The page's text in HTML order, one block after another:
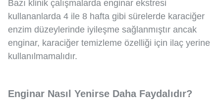
Bazı klinik çalışmalarda enginar ekstresi
kullananlarda 4 ile 8 hafta gibi sürelerde karaciğer
enzim düzeylerinde iyileşme sağlanmıştır ancak
enginar, karaciğer temizleme özelliği için ilaç yerine
kullanılmamalıdır.
Enginar Nasıl Yenirse Daha Faydalıdır?